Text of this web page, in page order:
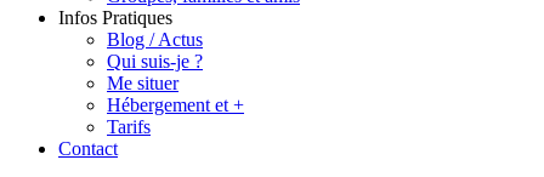
Infos Pratiques
Blog / Actus
Qui suis-je ?
Me situer
Hébergement et +
Tarifs
Contact